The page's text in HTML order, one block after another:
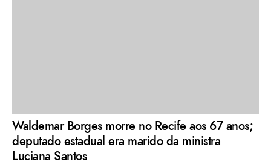
Waldemar Borges morre no Recife aos 67 anos;
deputado estadual era marido da ministra
Luciana Santos